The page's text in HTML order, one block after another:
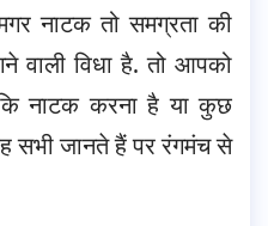
नाटक तो समग्रता की
वाली विधा है. तो आपको
नाटक करना है या कुछ
सभी जानते हैं पर रंगमंच से